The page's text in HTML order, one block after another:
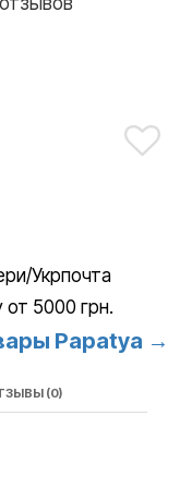
Укрпочта
от 5000 грн.
Papatya →
(0)